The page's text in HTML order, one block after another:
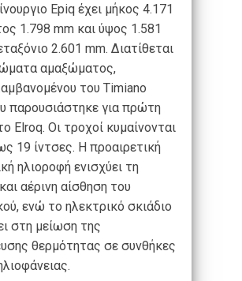
Epiq έχει μήκος 4.171
1.798 mm και ύψος 1.581
2.601 mm. Διατίθεται
αμαξώματος,
του Timiano
παρουσιάστηκε για πρώτη
Elroq. Οι τροχοί κυμαίνονται
19 ίντσες. Η προαιρετική
ηλιοροφή ενισχύει τη
αέρινη αίσθηση του
ενώ το ηλεκτρικό σκιάδιο
στη μείωση της
θερμότητας σε συνθήκες